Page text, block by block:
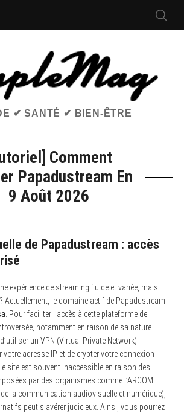
✔ SANTÉ ✔ BIEN-ÊTRE
Comment
Papadustream En
9 Août 2026
de Papadustream : accès
expérience de streaming fluide et variée, mais
Actuellement, le domaine actif de Papadustream
. Pour faciliter l’accès à cette plateforme de
notamment en raison de sa nature
un VPN (Virtual Private Network)
votre adresse IP et de crypter votre connexion
site est souvent inaccessible en raison des
par des organismes comme l’ARCOM
la communication audiovisuelle et numérique),
peut s’avérer judicieux. Ainsi, vous pourrez